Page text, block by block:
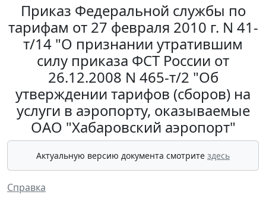
Приказ Федеральной службы по
тарифам от 27 февраля 2010 г. N 41-
т/14 "О признании утратившим
силу приказа ФСТ России от
26.12.2008 N 465-т/2 "Об
утверждении тарифов (сборов) на
услуги в аэропорту, оказываемые
ОАО "Хабаровский аэропорт"
Актуальную версию документа смотрите здесь
Справка